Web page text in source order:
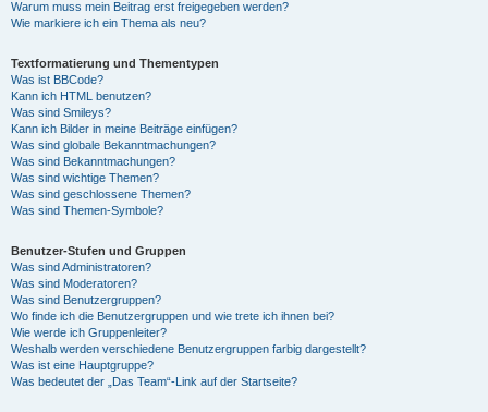
Warum muss mein Beitrag erst freigegeben werden?
Wie markiere ich ein Thema als neu?
Textformatierung und Thementypen
Was ist BBCode?
Kann ich HTML benutzen?
Was sind Smileys?
Kann ich Bilder in meine Beiträge einfügen?
Was sind globale Bekanntmachungen?
Was sind Bekanntmachungen?
Was sind wichtige Themen?
Was sind geschlossene Themen?
Was sind Themen-Symbole?
Benutzer-Stufen und Gruppen
Was sind Administratoren?
Was sind Moderatoren?
Was sind Benutzergruppen?
Wo finde ich die Benutzergruppen und wie trete ich ihnen bei?
Wie werde ich Gruppenleiter?
Weshalb werden verschiedene Benutzergruppen farbig dargestellt?
Was ist eine Hauptgruppe?
Was bedeutet der „Das Team“-Link auf der Startseite?